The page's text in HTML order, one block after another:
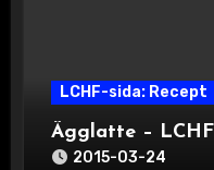
LCHF-sida: Recept
Ägglatte – LCHF
2015-03-24